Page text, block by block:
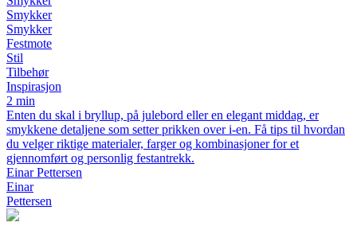
Smykker
Smykker
Festmote
Stil
Tilbehør
Inspirasjon
2 min
Enten du skal i bryllup, på julebord eller en elegant middag, er
smykkene detaljene som setter prikken over i-en. Få tips til hvordan
du velger riktige materialer, farger og kombinasjoner for et
gjennomført og personlig festantrekk.
Einar Pettersen
Einar
Pettersen